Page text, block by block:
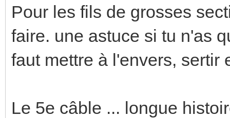
Pour les fils de grosses
faire. une astuce si tu n'as
faut mettre à l'envers,
Le 5e câble ... longue